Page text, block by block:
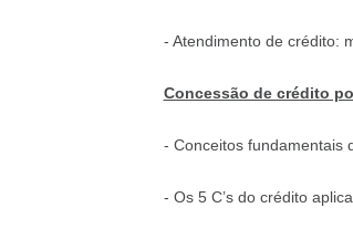
- Atendimento de crédito:
Concessão de crédito
- Conceitos fundamentais
- Os 5 C’s do crédito